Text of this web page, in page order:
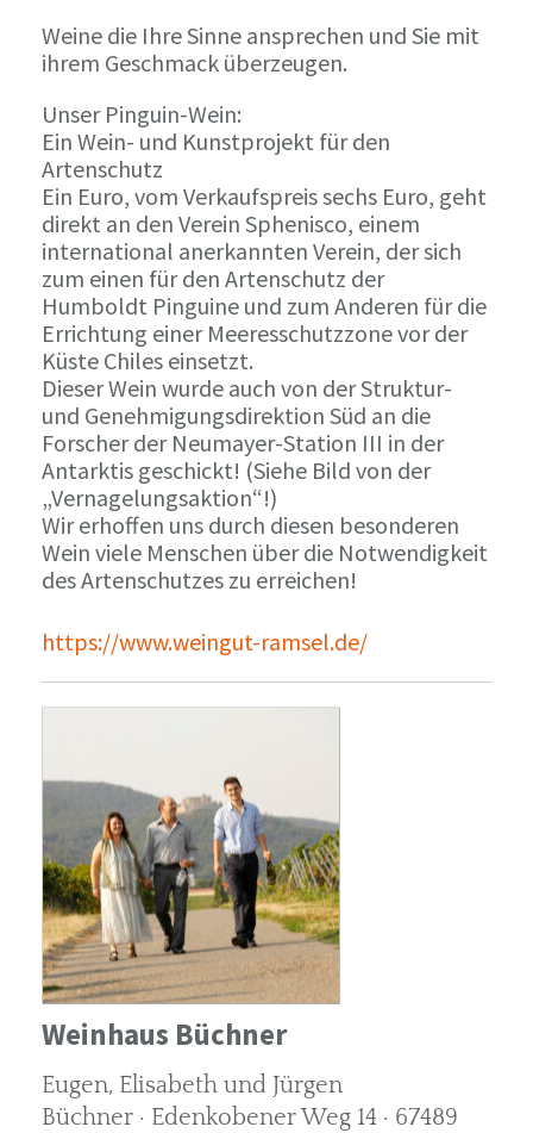
Weine die Ihre Sinne ansprechen und Sie mit
ihrem Geschmack überzeugen.
Unser Pinguin-Wein:
Ein Wein- und Kunstprojekt für den
Artenschutz
Ein Euro, vom Verkaufspreis sechs Euro, geht
direkt an den Verein Sphenisco, einem
international anerkannten Verein, der sich
zum einen für den Artenschutz der
Humboldt Pinguine und zum Anderen für die
Errichtung einer Meeresschutzzone vor der
Küste Chiles einsetzt.
Dieser Wein wurde auch von der Struktur-
und Genehmigungsdirektion Süd an die
Forscher der Neumayer-Station III in der
Antarktis geschickt! (Siehe Bild von der
„Vernagelungsaktion“!)
Wir erhoffen uns durch diesen besonderen
Wein viele Menschen über die Notwendigkeit
des Artenschutzes zu erreichen!
https://www.weingut-ramsel.de/
Weinhaus Büchner
Eugen, Elisabeth und Jürgen
Büchner · Edenkobener Weg 14 · 67489